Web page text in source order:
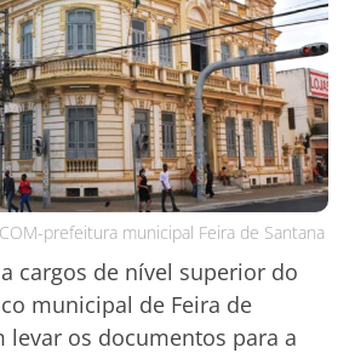
prefeitura municipal Feira de Santana
cargos de nível superior do
municipal de Feira de
levar os documentos para a